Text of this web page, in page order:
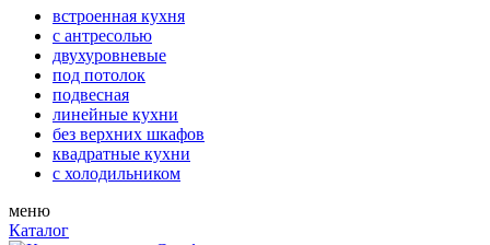
встроенная кухня
с антресолью
двухуровневые
под потолок
подвесная
линейные кухни
без верхних шкафов
квадратные кухни
с холодильником
меню
Каталог